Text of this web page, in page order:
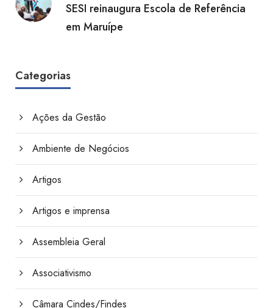
SESI reinaugura Escola de Referência
em Maruípe
Categorias
Ações da Gestão
Ambiente de Negócios
Artigos
Artigos e imprensa
Assembleia Geral
Associativismo
Câmara Cindes/Findes